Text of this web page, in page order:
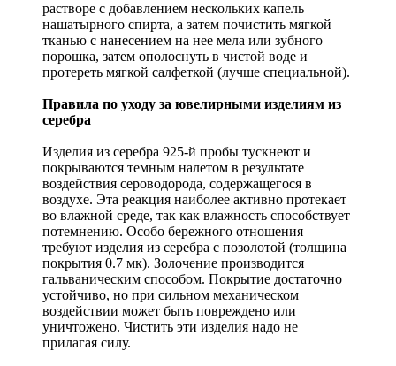
растворе с добавлением нескольких капель
нашатырного спирта, а затем почистить мягкой
тканью с нанесением на нее мела или зубного
порошка, затем ополоснуть в чистой воде и
протереть мягкой салфеткой (лучше специальной).
Правила по уходу за ювелирными изделиям из
серебра
Изделия из серебра 925-й пробы тускнеют и
покрываются темным налетом в результате
воздействия сероводорода, содержащегося в
воздухе. Эта реакция наиболее активно протекает
во влажной среде, так как влажность способствует
потемнению. Особо бережного отношения
требуют изделия из серебра с позолотой (толщина
покрытия 0.7 мк). Золочение производится
гальваническим способом. Покрытие достаточно
устойчиво, но при сильном механическом
воздействии может быть повреждено или
уничтожено. Чистить эти изделия надо не
прилагая силу.